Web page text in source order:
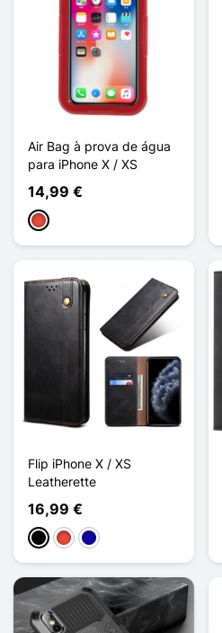
Air Bag à prova de água
para iPhone X / XS
14,99 €
Vermelho
Flip iPhone X / XS
Leatherette
16,99 €
PretoVermelhoAzul Escuro